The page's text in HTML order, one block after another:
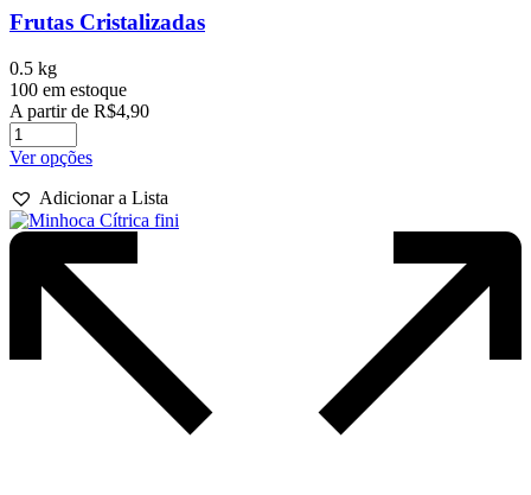
Frutas Cristalizadas
0.5 kg
100 em estoque
A partir de R$4,90
Ver opçõesEste
tem
várias
As
podem
escolhidas
página
Adicionar a Lista